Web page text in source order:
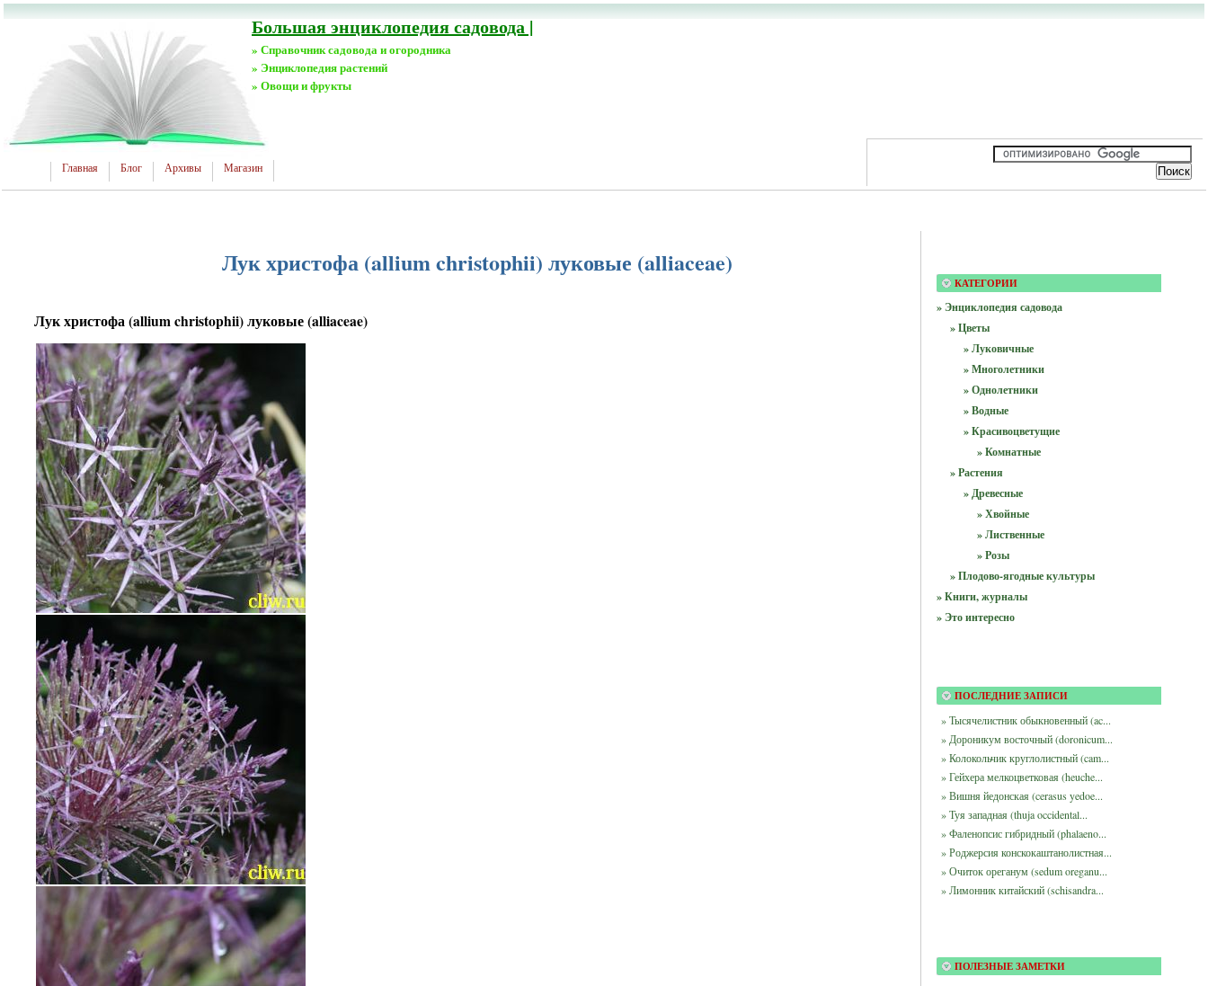
Большая энциклопедия садовода |
» Справочник садовода и огородника
» Энциклопедия растений
» Овощи и фрукты
Главная Блог Архивы Магазин
Лук христофа (allium christophii) луковые (alliaceae)
Лук христофа (allium christophii) луковые (alliaceae)
КАТЕГОРИИ
» Энциклопедия садовода
» Цветы
» Луковичные
» Многолетники
» Однолетники
» Водные
» Красивоцветущие
» Комнатные
» Растения
» Древесные
» Хвойные
» Лиственные
» Розы
» Плодово-ягодные культуры
» Книги, журналы
» Это интересно
ПОСЛЕДНИЕ ЗАПИСИ
» Тысячелистник обыкновенный (ac...
» Дороникум восточный (doronicum...
» Колокольчик круглолистный (cam...
» Гейхера мелкоцветковая (heuche...
» Вишня йедонская (cerasus yedoe...
» Туя западная (thuja occidental...
» Фаленопсис гибридный (phalaeno...
» Роджерсия конскокаштанолистная...
» Очиток ореганум (sedum oreganu...
» Лимонник китайский (schisandra...
ПОЛЕЗНЫЕ ЗАМЕТКИ